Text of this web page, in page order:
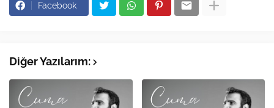
Facebook
Diğer Yazılarım: